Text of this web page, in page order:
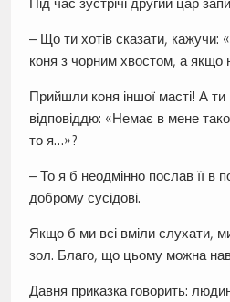
– Що ти хотів сказати, кажучи:
коня з чорним хвостом, а
Прийшли коня іншої масті! А
відповіддю: «Немає в мене
то я…»?
– То я б неодмінно послав її в
доброму сусідові.
Якщо б ми всі вміли слухати,
зол. Благо, що цьому можна
Давня приказка говорить: